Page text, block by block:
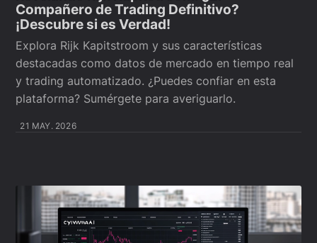
Compañero de Trading Definitivo?
¡Descubre si es Verdad!
Explora Rijk Kapitstroom y sus características
destacadas como datos de mercado en tiempo real
y trading automatizado. ¿Puedes confiar en esta
plataforma? Sumérgete para averiguarlo.
21 MAY. 2026